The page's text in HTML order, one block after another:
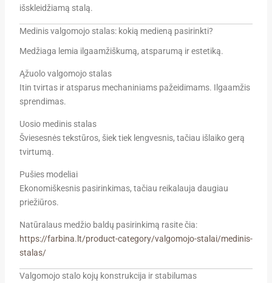
išskleidžiamą stalą.
Medinis valgomojo stalas: kokią medieną pasirinkti?
Medžiaga lemia ilgaamžiškumą, atsparumą ir estetiką.
Ąžuolo valgomojo stalas
Itin tvirtas ir atsparus mechaniniams pažeidimams. Ilgaamžis
sprendimas.
Uosio medinis stalas
Šviesesnės tekstūros, šiek tiek lengvesnis, tačiau išlaiko gerą
tvirtumą.
Pušies modeliai
Ekonomiškesnis pasirinkimas, tačiau reikalauja daugiau
priežiūros.
Natūralaus medžio baldų pasirinkimą rasite čia:
https://farbina.lt/product-category/valgomojo-stalai/medinis-
stalas/
Valgomojo stalo kojų konstrukcija ir stabilumas